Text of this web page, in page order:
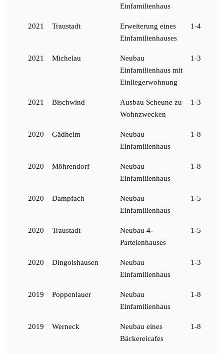
Einfamilienhaus
2021 Traustadt
Erweiterung eines
Einfamilienhauses
1-4
2021 Michelau
Neubau
Einfamilienhaus mit
Einliegerwohnung
1-3
2021 Bischwind
Ausbau Scheune zu
Wohnzwecken
1-3
2020 Gädheim
Neubau
Einfamilienhaus
1-8
2020 Möhrendorf
Neubau
Einfamilienhaus
1-8
2020 Dampfach
Neubau
Einfamilienhaus
1-5
2020 Traustadt
Neubau 4-
Parteienhauses
1-5
2020 Dingolshausen
Neubau
Einfamilienhaus
1-3
2019 Poppenlauer
Neubau
Einfamilienhaus
1-8
2019 Werneck
Neubau eines
Bäckereicafes
1-8